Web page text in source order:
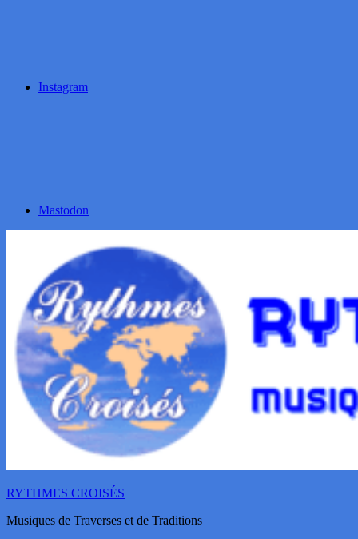
Instagram
Mastodon
RYTHMES CROISÉS
Musiques de Traverses et de Traditions